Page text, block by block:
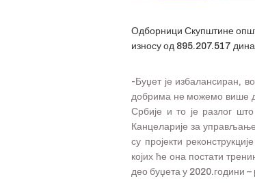
Одборници Скупштине
износу од 895.207.517
-Буџет је избалансиран,
добрима не можемо више
Србије и то је разлог
Канцеларије за
су пројекти
којих ће она постати
део буџета у 2020.години